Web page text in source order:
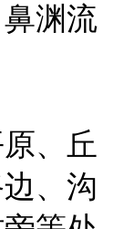
渊流
、丘
、沟